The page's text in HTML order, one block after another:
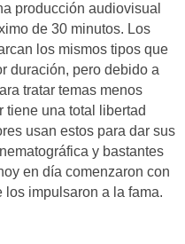
producción audiovisual
de 30 minutos. Los
los mismos tipos que
duración, pero debido a
tratar temas menos
tiene una total libertad
usan estos para dar sus
y bastantes
en día comenzaron con
los impulsaron a la fama.